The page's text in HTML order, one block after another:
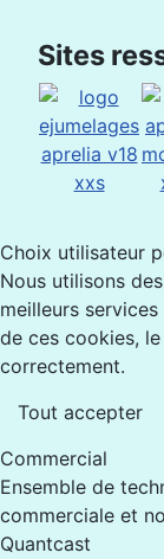
Sites
Choix utilisateur
Nous utilisons
meilleurs
de ces cookies,
correctement.
Tout accepter
Commercial
Ensemble de
commerciale et
Quantcast